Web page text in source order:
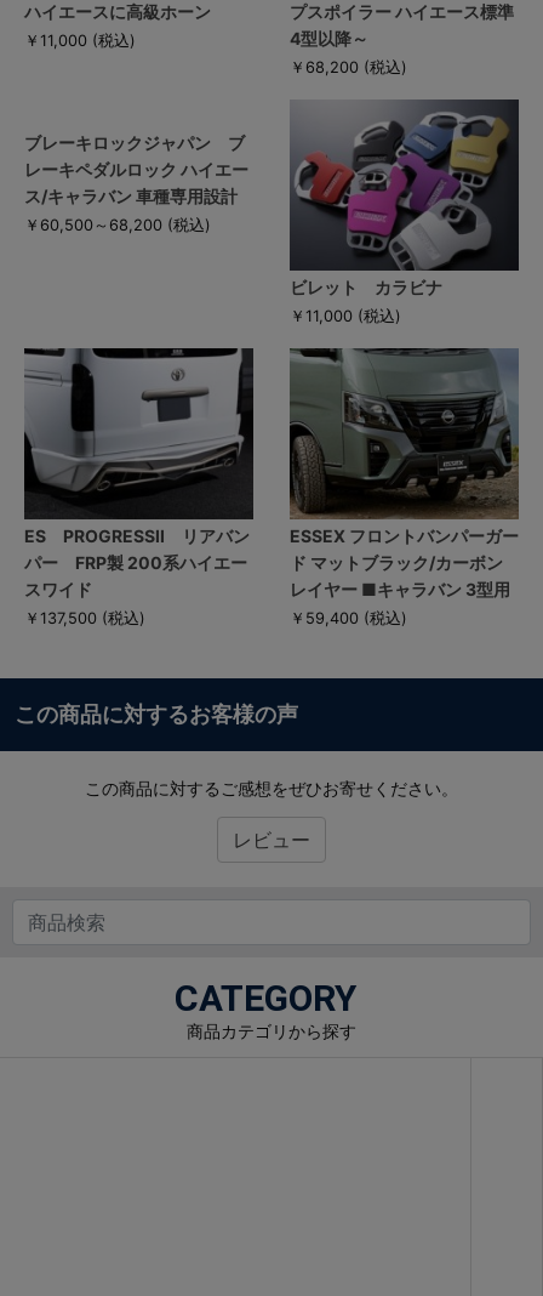
ハイエースに高級ホーン
￥11,000 (税込)
プスポイラー ハイエース標準
4型以降～
￥68,200 (税込)
ブレーキロックジャパン ブ
レーキペダルロック ハイエー
ス/キャラバン 車種専用設計
￥60,500～68,200 (税込)
ビレット カラビナ
￥11,000 (税込)
ES PROGRESSII リアバン
パー FRP製 200系ハイエー
スワイド
￥137,500 (税込)
ESSEX フロントバンパーガー
ド マットブラック/カーボン
レイヤー ■キャラバン 3型用
￥59,400 (税込)
この商品に対するお客様の声
この商品に対するご感想をぜひお寄せください。
レビュー
CATEGORY
商品カテゴリから探す